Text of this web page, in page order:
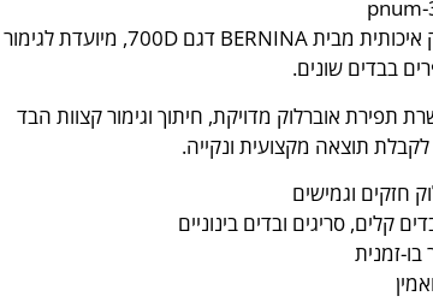
מכונת אוברלוק איכותית מבית BERNINA דגם 700D, מיועדת לגימור
בבדים שונים.
תפירת אוברלוק מדויקת, חיתוך וגימור קצוות הבד
תוצאה מקצועית ונקייה.
חזקים וגמישים
קלים, סריגים ובדים בינוניים
בו-זמנית